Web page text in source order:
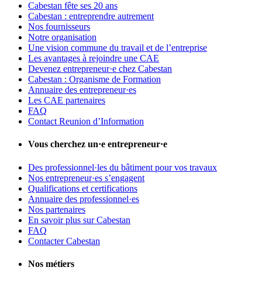
Cabestan fête ses 20 ans
Cabestan : entreprendre autrement
Nos fournisseurs
Notre organisation
Une vision commune du travail et de l’entreprise
Les avantages à rejoindre une CAE
Devenez entrepreneur·e chez Cabestan
Cabestan : Organisme de Formation
Annuaire des entrepreneur·es
Les CAE partenaires
FAQ
Contact Reunion d’Information
Vous cherchez un·e entrepreneur·e
Des professionnel·les du bâtiment pour vos travaux
Nos entrepreneur·es s’engagent
Qualifications et certifications
Annuaire des professionnel·es
Nos partenaires
En savoir plus sur Cabestan
FAQ
Contacter Cabestan
Nos métiers